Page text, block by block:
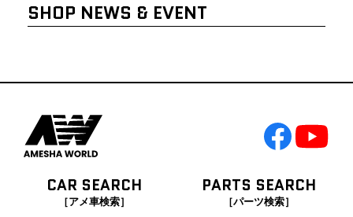
SHOP NEWS & EVENT
CAR SEARCH
［アメ車検索］
PARTS SEARCH
［パーツ検索］